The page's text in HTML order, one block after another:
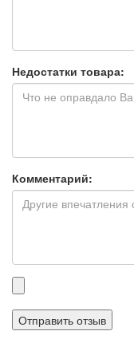
Недостатки товара:
Комментарий:
Прикрепленные
файлы